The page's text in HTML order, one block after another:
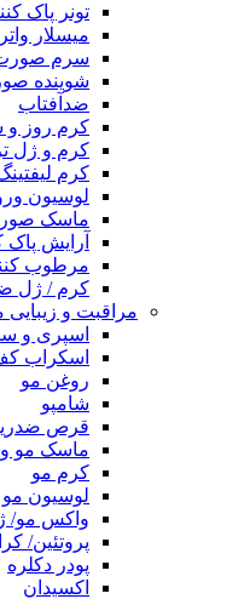
تونر پاک
میسلار واتر
سرم
شوینده
ضدآفتاب
کرم روز
کرم و ژل
کرم
لوسیون
ماسک
آرایش پاک
مرطوب
کرم / ژل
مراقبت و زیبایی
اسپری و
اسکراب
روغن مو
شامپو
قرص
ماسک مو و
کرم مو
لوسیون مو
واکس مو/
پروتئین/
پودر دکلره
اکسیدان